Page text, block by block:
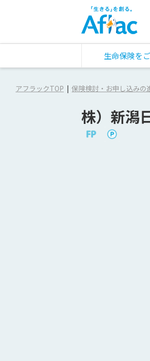
生命保険を
アフラックTOP 保険検討・お申し込みの
株）新潟